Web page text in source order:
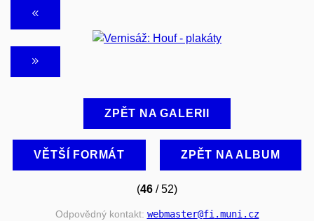
ZPĚT NA GALERII
VĚTŠÍ FORMÁT ZPĚT NA ALBUM
(46 / 52)
Odpovědný kontakt: webmaster@fi.muni.cz